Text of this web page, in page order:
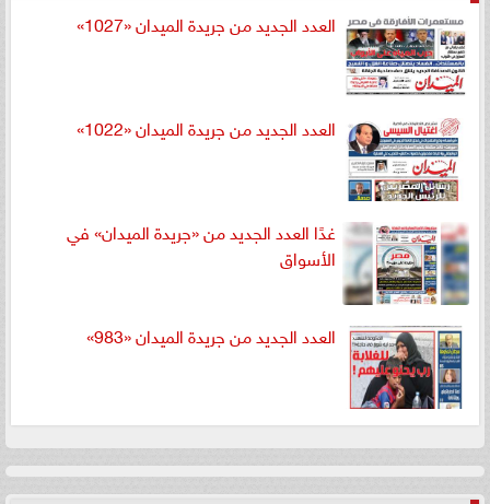
العدد الجديد من جريدة الميدان «1027»
العدد الجديد من جريدة الميدان «1022»
غدًا العدد الجديد من «جريدة الميدان» في
الأسواق
العدد الجديد من جريدة الميدان «983»